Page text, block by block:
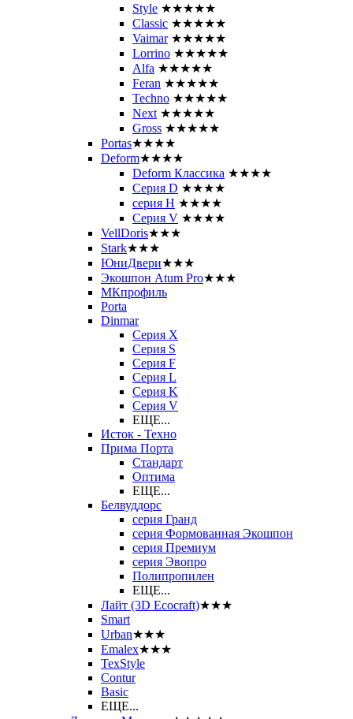
Style ★★★★★
Classic ★★★★★
Vaimar ★★★★★
Lorrino ★★★★★
Alfa ★★★★★
Feran ★★★★★
Techno ★★★★★
Next ★★★★★
Gross ★★★★★
Portas★★★★
Deform★★★★
Deform Классика ★★★★
Серия D ★★★★
серия H ★★★★
Серия V ★★★★
VellDoris★★★
Stark★★★
ЮниДвери★★★
Экошпон Atum Pro★★★
МКпрофиль
Porta
Dinmar
Серия X
Серия S
Серия F
Серия L
Серия K
Серия V
ЕЩЕ...
Исток - Техно
Прима Порта
Стандарт
Оптима
ЕЩЕ...
Белвуддорс
серия Гранд
серия Формованная Экошпон
серия Премиум
серия Эвопро
Полипропилен
ЕЩЕ...
Лайт (3D Ecocraft)★★★
Smart
Urban★★★
Emalex★★★
TexStyle
Contur
Basic
ЕЩЕ...